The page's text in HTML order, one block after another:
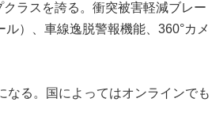
ラスを誇る。衝突被害軽減ブレー
ル）、車線逸脱警報機能、360°カメ
なる。国によってはオンラインでも